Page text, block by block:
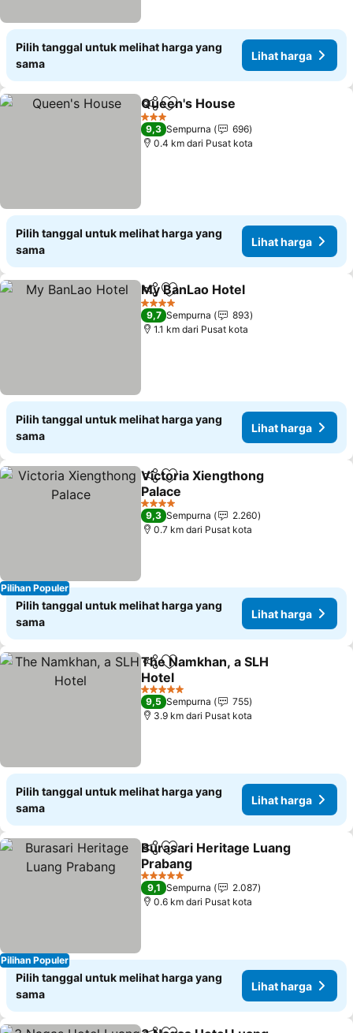
Pilih tanggal untuk melihat harga yang
sama
Lihat harga
BagikanTambahkan ke favorit
Queen's House
3 Bintang
9,3 Sempurna
696
0.4 km dari Pusat kota
Pilih tanggal untuk melihat harga yang
sama
Lihat harga
BagikanTambahkan ke favorit
My BanLao Hotel
4 Bintang
9,7 Sempurna
893
1.1 km dari Pusat kota
Pilih tanggal untuk melihat harga yang
sama
Lihat harga
Pilihan Populer
BagikanTambahkan ke favorit
Victoria Xiengthong
Palace
Lihat harga
4 Bintang
9,3 Sempurna
2.260
0.7 km dari Pusat kota
Pilih tanggal untuk melihat harga yang
sama
Lihat harga
BagikanTambahkan ke favorit
The Namkhan, a SLH
Hotel
Lihat harga
5 Bintang
9,5 Sempurna
755
3.9 km dari Pusat kota
Pilih tanggal untuk melihat harga yang
sama
Lihat harga
Pilihan Populer
BagikanTambahkan ke favorit
Burasari Heritage Luang
Prabang
Lihat harga
5 Bintang
9,1 Sempurna
2.087
0.6 km dari Pusat kota
Pilih tanggal untuk melihat harga yang
sama
Lihat harga